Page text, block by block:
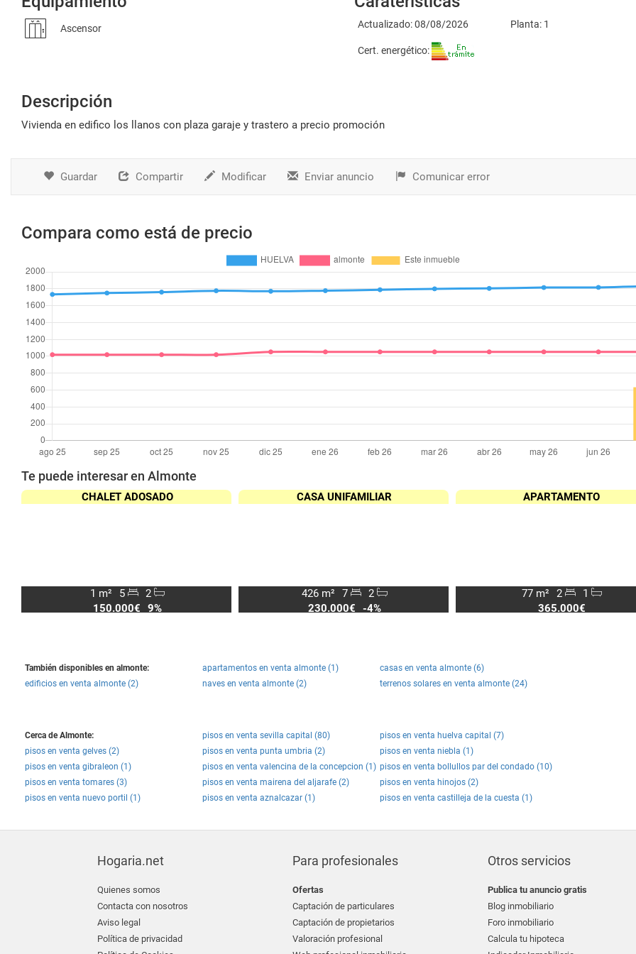
Ascensor Actualizado: 08/08/2026 Planta: 1
Cert. energético:
Descripción
vivienda en edifico los llanos con plaza garaje y trastero a precio promoción
Guardar Compartir Modificar Enviar anuncio Comunicar error
Compara como está de precio
Te puede interesar en Almonte
CHALET ADOSADO
1 m² 5
2
150.000€
9%
CASA UNIFAMILIAR
426 m² 7
2
230.000€
-4%
APARTAMENTO
77 m² 2
1
365.000€
También disponibles en almonte: apartamentos en venta almonte (1)
casas en venta almonte (6)
edificios en venta almonte (2)
naves en venta almonte (2) terrenos solares en venta almonte (24)
Cerca de Almonte: pisos en venta sevilla capital (80)
pisos en venta huelva capital (7)
pisos en venta gelves (2)
pisos en venta punta umbria (2)
pisos en venta niebla (1)
pisos en venta gibraleon (1)
pisos en venta valencina de la concepcion (1) pisos en venta bollullos par del condado (10)
pisos en venta tomares (3)
pisos en venta mairena del aljarafe (2)
pisos en venta hinojos (2)
pisos en venta nuevo portil (1)
pisos en venta aznalcazar (1) pisos en venta castilleja de la cuesta (1)
Hogaria.net
Quienes somos
Contacta con nosotros
Aviso legal
Política de privacidad
Para profesionales
Ofertas
Captación de particulares
Captación de propietarios
Valoración profesional
Otros servicios
Publica tu anuncio gratis
Blog inmobiliario
Foro inmobiliario
Calcula tu hipoteca